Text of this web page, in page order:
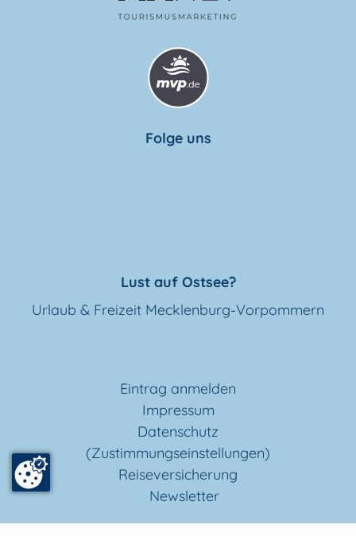
Folge uns
Lust auf Ostsee?
Urlaub & Freizeit Mecklenburg-Vorpommern
Eintrag anmelden
Impressum
Datenschutz
(Zustimmungseinstellungen)
Reiseversicherung
Newsletter